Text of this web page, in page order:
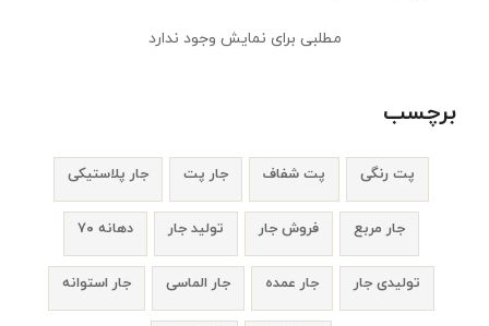
مطلبی برای نمایش وجود ندارد
برچسب
جار پلاستیکی جار پت پت شفاف پت رنگی
دهانه ۷۰ تولید جار فروش جار جار مربع
جار استوانه جار الماسی جار عمده تولیدی جار